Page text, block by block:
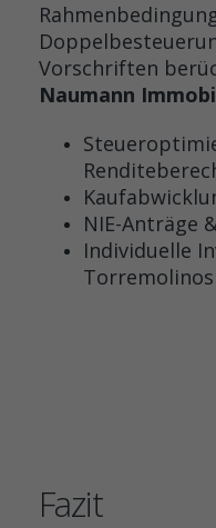
Vorschriften
Naumann
NIE-Anträge
Individuelle
Torremolinos
Fazit